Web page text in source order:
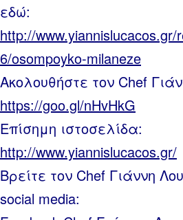
εδώ:
http://
6/osompoyko-milaneze
Ακολουθήστε τον Chef
https://goo.gl/nHvHkG
Επίσημη ιστοσελίδα:
http://www.yiannislucacos.gr/
Βρείτε τον Chef Γιάννη
social media: